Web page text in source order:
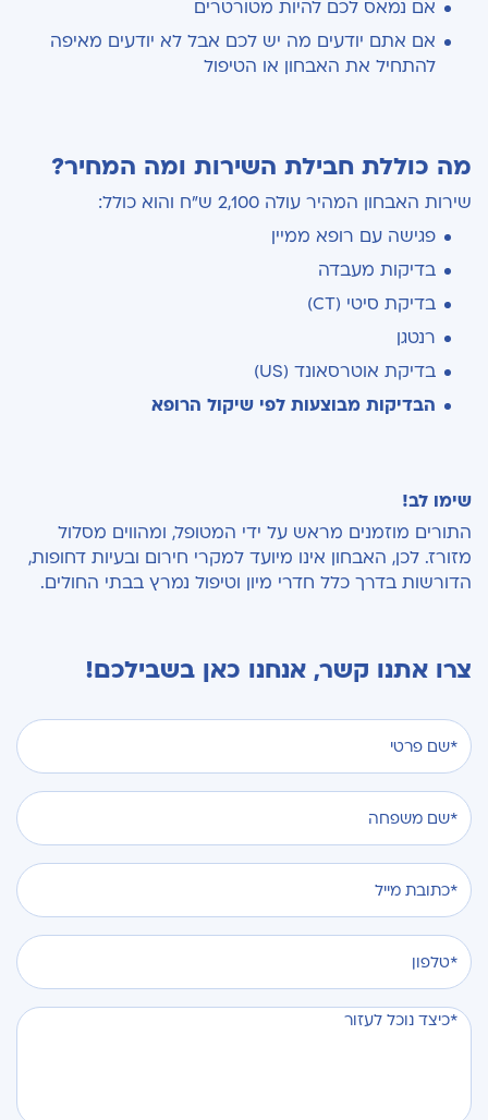
אם נמאס לכם להיות מטורטרים
אם אתם יודעים מה יש לכם אבל לא יודעים מאיפה
להתחיל את האבחון או הטיפול
מה כוללת חבילת השירות ומה המחיר?
שירות האבחון המהיר עולה 2,100 ש"ח והוא כולל:
פגישה עם רופא ממיין
בדיקות מעבדה
(CT) בדיקת סיטי
רנטגן
(US) בדיקת אוטרסאונד
הבדיקות מבוצעות לפי שיקול הרופא
שימו לב!
התורים מוזמנים מראש על ידי המטופל, ומהווים מסלול
מזורז. לכן, האבחון אינו מיועד למקרי חירום ובעיות דחופות,
הדורשות בדרך כלל חדרי מיון וטיפול נמרץ בבתי החולים.
צרו אתנו קשר, אנחנו כאן בשבילכם!